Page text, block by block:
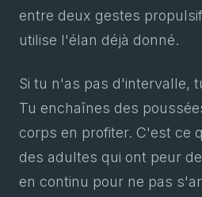
entre deux gestes
utilise l'élan déjà donné.
Si tu n'as pas d'intervalle,
Tu enchaînes des
corps en profiter. C'est ce
des adultes qui ont peur
en continu pour ne pas